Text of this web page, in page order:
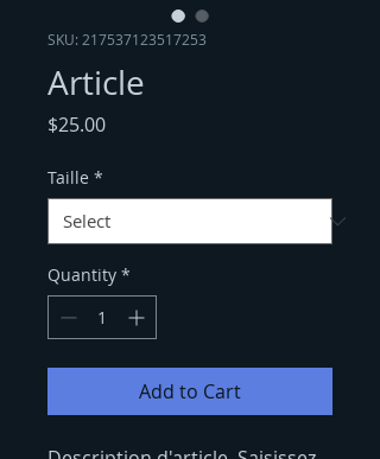
SKU: 217537123517253
Article
$25.00Price
Taille *
Quantity *
Add to Cart